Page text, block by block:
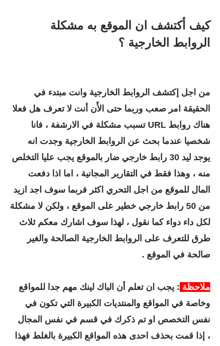
كيف أكتشف ان الموقع به مشكلة
الروابط الخارجية ؟
من اجل إكتشف الروابط الخارجية وانت مبتدء في
الحقيقة امر صعب وربما حتى الأَن أنت لا تعرف هل فعلا
هناك روابط URL تسبب مشكلة في الارشفة ، فانا
شخصيا عندما بحث عن الروابط الخارجية وجدت انه
يوجد ليد 30 رابط خارجي ضار بالموقع يجب عليا التخلص
منه ، وهذا فقط في التقارير المجانية ، اما اذا دفعت
المال للموقع من اجل التحري اكثر فربما سوف اجد ازيد
من 50 رابط خارجي خطير على الموقع ، ولكن لا مشكلة
لكل داء دواء كما نقول ، لهذا سوف اشارك معكم ثلاث
طرق للتعرف على الروابط الخارجية الصالحة والغير
صالحة في الموقع .
ملاحظة : يجب ان تعلم أن الباك لينك مهم جدا للمواقع
وخاصة في المواقع والمنتديات الكبيرة التي تكون في
نفس التخصص او تم ذكرك في قسم في نفس المجال
، إذا قمت بحذف احدى هذه المواقع الكبيرة بالغلط فهذا